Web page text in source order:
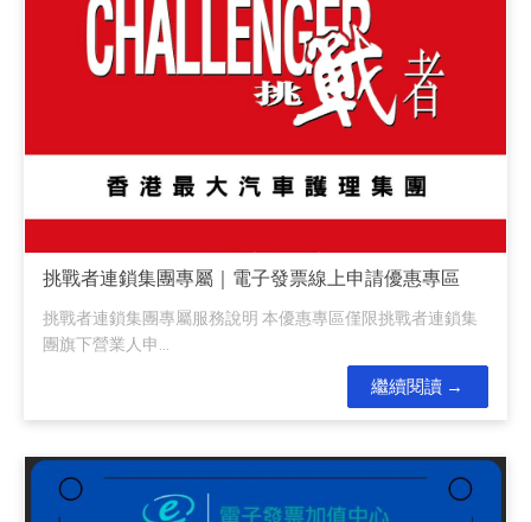
挑戰者連鎖集團專屬｜電子發票線上申請優惠專區
挑戰者連鎖集團專屬服務說明 本優惠專區僅限挑戰者連鎖集
團旗下營業人申...
繼續閱讀